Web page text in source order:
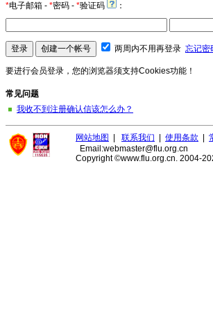
*电子邮箱 - *密码 - *验证码 ：
两周内不用再登录 忘记密
要进行会员登录，您的浏览器须支持Cookies功能！
常见问题
我收不到注册确认信该怎么办？
网站地图 联系我们 使用条款
Email:webmaster@flu.org.cn
Copyright ©www.flu.org.cn. 2004-